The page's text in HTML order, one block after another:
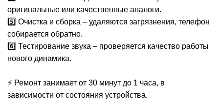
оригинальные или качественные аналоги.
5️⃣ Очистка и сборка – удаляются загрязнения, телефон
собирается обратно.
6️⃣ Тестирование звука – проверяется качество работы
нового динамика.
⚡ Ремонт занимает от 30 минут до 1 часа, в
зависимости от состояния устройства.